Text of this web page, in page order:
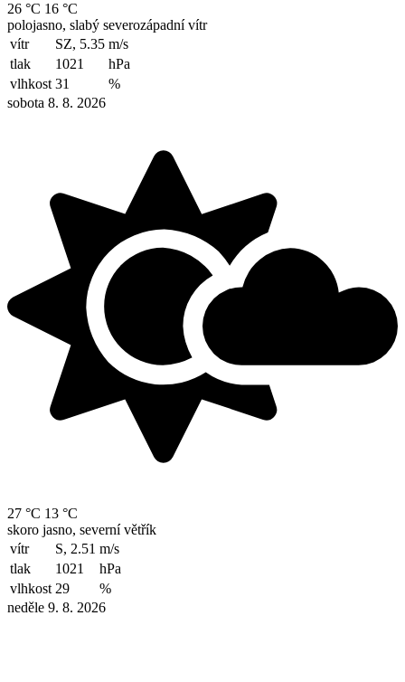
26 °C 16 °C
polojasno, slabý severozápadní vítr
vítr
SZ, 5.35 m/s
tlak
1021
hPa
vlhkost 31
%
sobota 8. 8. 2026
27 °C 13 °C
skoro jasno, severní větřík
vítr
S, 2.51 m/s
tlak
1021
hPa
vlhkost 29
%
neděle 9. 8. 2026